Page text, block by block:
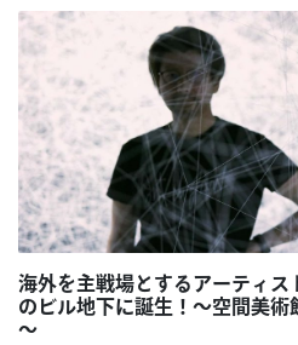
海外を主戦場とするアーティス
のビル地下に誕生！～空間美
～